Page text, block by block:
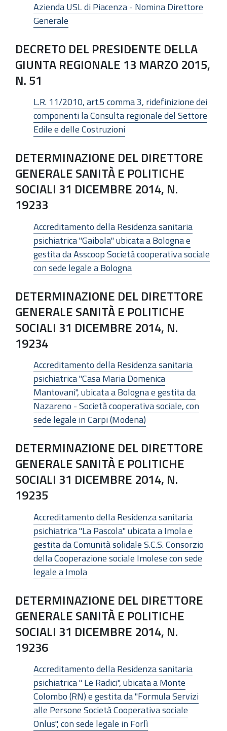
Azienda USL di Piacenza - Nomina Direttore
Generale
DECRETO DEL PRESIDENTE DELLA
GIUNTA REGIONALE 13 MARZO 2015,
N. 51
L.R. 11/2010, art.5 comma 3, ridefinizione dei
componenti la Consulta regionale del Settore
Edile e delle Costruzioni
DETERMINAZIONE DEL DIRETTORE
GENERALE SANITÀ E POLITICHE
SOCIALI 31 DICEMBRE 2014, N.
19233
Accreditamento della Residenza sanitaria
psichiatrica "Gaibola" ubicata a Bologna e
gestita da Asscoop Società cooperativa sociale
con sede legale a Bologna
DETERMINAZIONE DEL DIRETTORE
GENERALE SANITÀ E POLITICHE
SOCIALI 31 DICEMBRE 2014, N.
19234
Accreditamento della Residenza sanitaria
psichiatrica "Casa Maria Domenica
Mantovani", ubicata a Bologna e gestita da
Nazareno - Società cooperativa sociale, con
sede legale in Carpi (Modena)
DETERMINAZIONE DEL DIRETTORE
GENERALE SANITÀ E POLITICHE
SOCIALI 31 DICEMBRE 2014, N.
19235
Accreditamento della Residenza sanitaria
psichiatrica "La Pascola" ubicata a Imola e
gestita da Comunità solidale S.C.S. Consorzio
della Cooperazione sociale Imolese con sede
legale a Imola
DETERMINAZIONE DEL DIRETTORE
GENERALE SANITÀ E POLITICHE
SOCIALI 31 DICEMBRE 2014, N.
19236
Accreditamento della Residenza sanitaria
psichiatrica " Le Radici", ubicata a Monte
Colombo (RN) e gestita da "Formula Servizi
alle Persone Società Cooperativa sociale
Onlus", con sede legale in Forlì